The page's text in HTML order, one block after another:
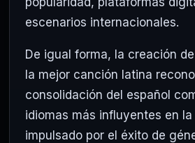
escenarios internacionales.
De igual forma, la creación
la mejor canción latina
consolidación del español
idiomas más influyentes en
impulsado por el éxito de